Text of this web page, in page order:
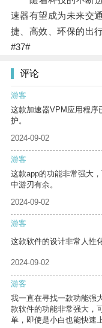
速器有望成为未来交
捷、高效、环保的出行
#37#
评论
游客
这款加速器VPM应用程序
护。
2024-09-02
游客
这款app的功能非常强大
中游刃有余。
2024-09-02
游客
这款软件的设计非常人性
2024-09-02
游客
我一直在寻找一款功能强
款软件的功能非常强大，
单，即使是小白也能快速